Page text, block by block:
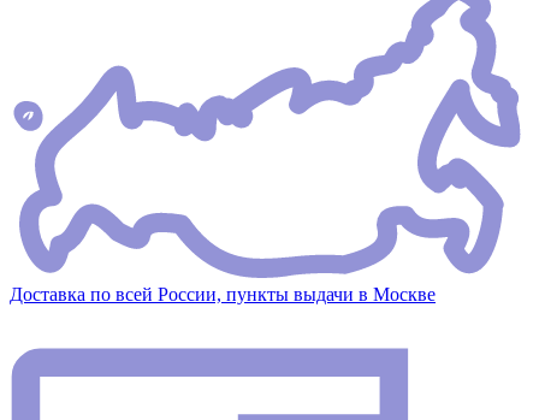
Доставка по всей России, пункты выдачи в Москве